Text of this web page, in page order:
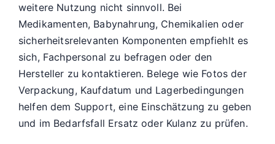
weitere Nutzung nicht sinnvoll. Bei
Medikamenten, Babynahrung, Chemikalien oder
sicherheitsrelevanten Komponenten empfiehlt es
sich, Fachpersonal zu befragen oder den
Hersteller zu kontaktieren. Belege wie Fotos der
Verpackung, Kaufdatum und Lagerbedingungen
helfen dem Support, eine Einschätzung zu geben
und im Bedarfsfall Ersatz oder Kulanz zu prüfen.